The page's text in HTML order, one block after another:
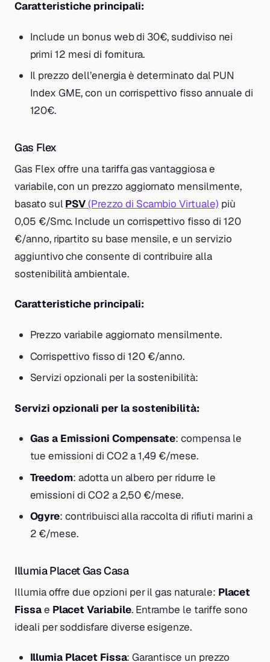
Caratteristiche principali:
Include un bonus web di 30€, suddiviso nei
primi 12 mesi di fornitura.
Il prezzo dell’energia è determinato dal PUN
Index GME, con un corrispettivo fisso annuale di
120€.
Gas Flex
Gas Flex offre una tariffa gas vantaggiosa e
variabile, con un prezzo aggiornato mensilmente,
basato sulPSV(Prezzo di Scambio Virtuale) più
0,05 €/Smc. Include un corrispettivo fisso di 120
€/anno, ripartito su base mensile, e un servizio
aggiuntivo che consente di contribuire alla
sostenibilità ambientale.
Caratteristiche principali:
Prezzo variabile aggiornato mensilmente.
Corrispettivo fisso di 120 €/anno.
Servizi opzionali per la sostenibilità:
Servizi opzionali per la sostenibilità:
Gas a Emissioni Compensate: compensa le
tue emissioni di CO2 a 1,49 €/mese.
Treedom: adotta un albero per ridurre le
emissioni di CO2 a 2,50 €/mese.
Ogyre: contribuisci alla raccolta di rifiuti marini a
2 €/mese.
Illumia Placet Gas Casa
Illumia offre due opzioni per il gas naturale: Placet
Fissae Placet Variabile. Entrambe le tariffe sono
ideali per soddisfare diverse esigenze.
Illumia Placet Fissa: Garantisce un prezzo